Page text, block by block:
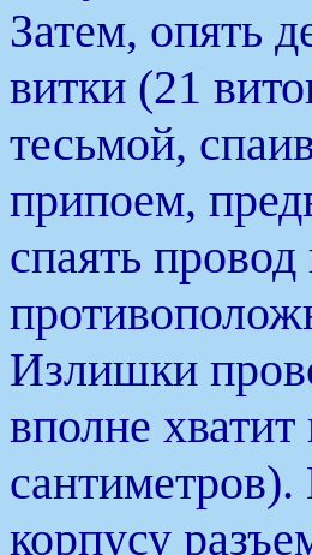
Затем, опять
витки (21
тесьмой,
припоем,
спаять
Излишки
вполне
корпусу